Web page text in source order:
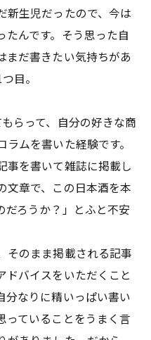
新生児だったので、今は
たんです。そう思った自
まだ書きたい気持ちがあ
目。
らって、自分の好きな商
ムを書いた経験です。
事を書いて雑誌に掲載し
文章で、この日本酒を本
だろうか？」とふと不安
そのまま掲載される記事
ドバイスをいただくこと
分なりに精いっぱい書い
っていることをうまく言